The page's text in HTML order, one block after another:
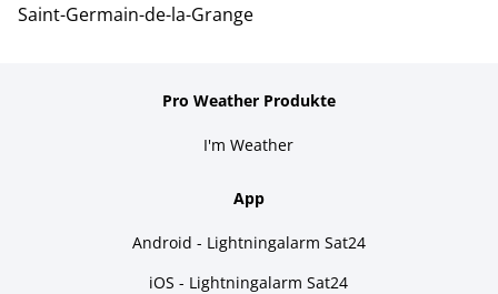
Saint-Germain-de-la-Grange
Pro Weather Produkte
I'm Weather
App
Android - Lightningalarm Sat24
iOS - Lightningalarm Sat24